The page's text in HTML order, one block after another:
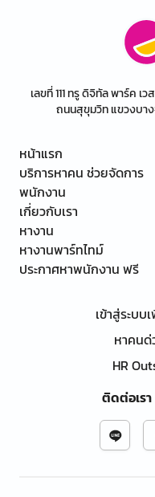
เลขที่ 111 ทรู ดิจิทัล พาร์ค เ
ถนนสุขุมวิท แขวงบาง
หน้าแรก
บริการหาคน ช่วยจัดการ
พนักงาน
เกี่ยวกับเรา
หางาน
หางานพาร์ทไทม์
ประกาศหาพนักงาน ฟรี
เข้าสู่ระบบ
หาคนด่
HR
ติดต่อเรา